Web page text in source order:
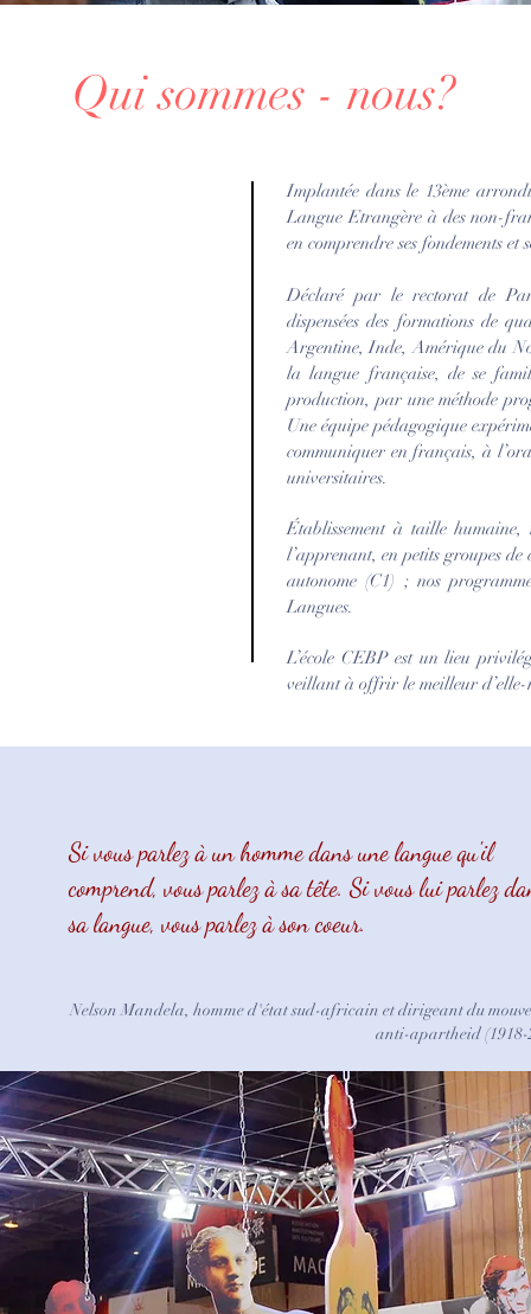
Qui sommes - nous?​
Implantée dans le 13ème
Langue Etrangère à des non-
en comprendre ses fondements et
Déclaré par le rectorat de
dispensées des formations de
Argentine, Inde, Amérique du
la langue française, de se
production, par une méthode
Une équipe pédagogique
communiquer en français, à
universitaires.
Établissement à taille
l’apprenant, en petits groupes
autonome (C1) ; nos
Langues.
L’école CEBP est un lieu
veillant à offrir le meilleur d’elle-
Si vous parlez à un homme dans une langue qu'il
comprend, vous parlez à sa tête. Si vous lui parlez
sa langue, vous parlez à son coeur.
Nelson Mandela, homme d'état sud-africain et dirigeant du
anti-apartheid (1918-